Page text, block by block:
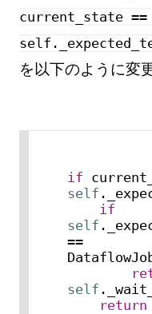
current_state ==
を以下のように変
if
self
if
self
==
self
return